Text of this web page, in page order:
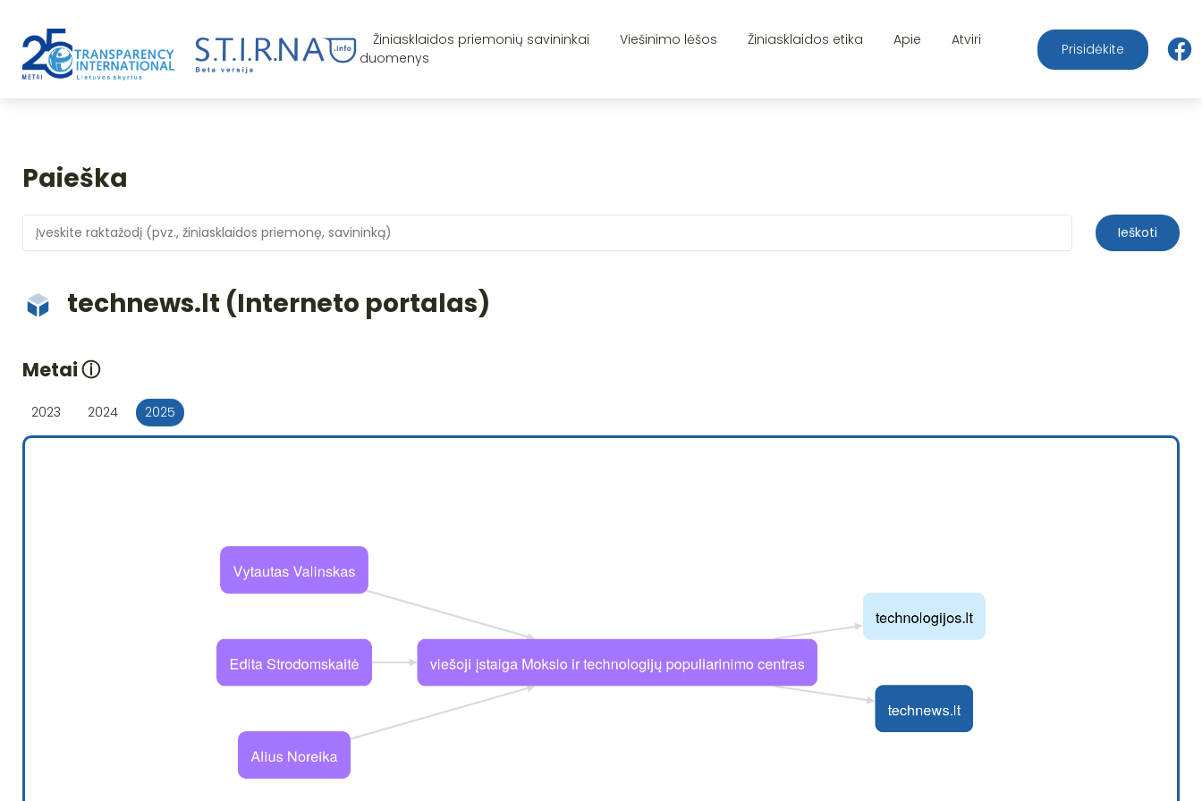
Žiniasklaidos priemonių savininkai Viešinimo lėšos Žiniasklaidos etika Apie
Atviri
duomenys
Prisidėkite
Paieška
Ieškoti
technews.lt (Interneto portalas)
Metaiⓘ
2023 2024 2025